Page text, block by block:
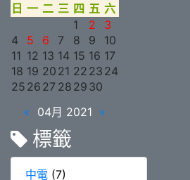
« 04月 2021 »
日 一 二 三 四 五 六
1
2
3
4
5 6 7 8 9
10
11 12 13 14 15 16 17
18 19 20 21 22 23 24
25 26 27 28 29 30
標籤
中電 (7)